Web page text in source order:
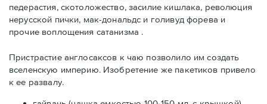
педерастия, скотоложество, засилие кишлака, революция
нерусской пички, мак-дональдс и голивуд форева и
прочие воплощения сатанизма .
Пристрастие англосаксов к чаю позволило им создать
вселенскую империю. Изобретение же пакетиков привело
к ее развалу.